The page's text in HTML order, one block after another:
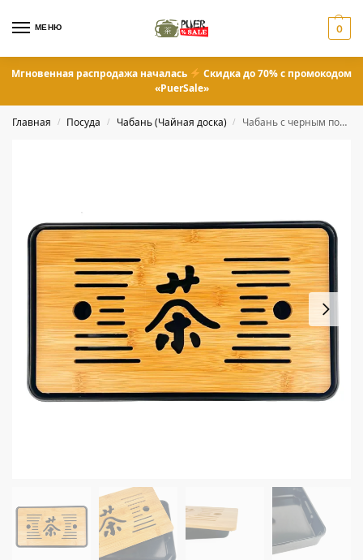
МЕНЮ 0
Мгновенная распродажа началась
Скидка до 70% с промокодом
«PuerSale»
Главная / Посуда / Чабань (Чайная доска) / Чабань с черным поддоном